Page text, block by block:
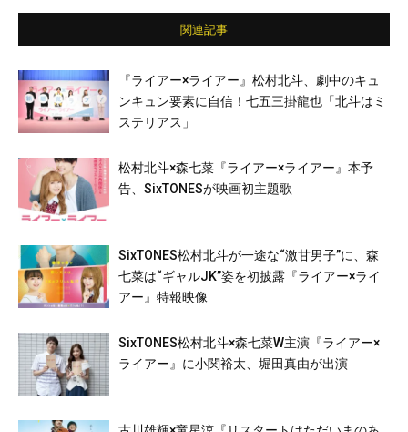
関連記事
『ライアー×ライアー』松村北斗、劇中のキュ
ンキュン要素に自信！七五三掛龍也「北斗はミ
ステリアス」
松村北斗×森七菜『ライアー×ライアー』本予
告、SixTONESが映画初主題歌
SixTONES松村北斗が一途な“激甘男子”に、森
七菜は“ギャルJK”姿を初披露『ライアー×ライ
アー』特報映像
SixTONES松村北斗×森七菜W主演『ライアー×
ライアー』に小関裕太、堀田真由が出演